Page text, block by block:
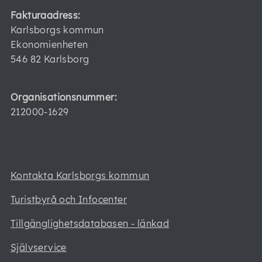
Fakturaadress:
Karlsborgs kommun
Ekonomienheten
546 82 Karlsborg
Organisationsnummer:
212000-1629
Kontakta Karlsborgs kommun
Turistbyrå och Infocenter
Tillgänglighetsdatabasen - länkad
Självservice